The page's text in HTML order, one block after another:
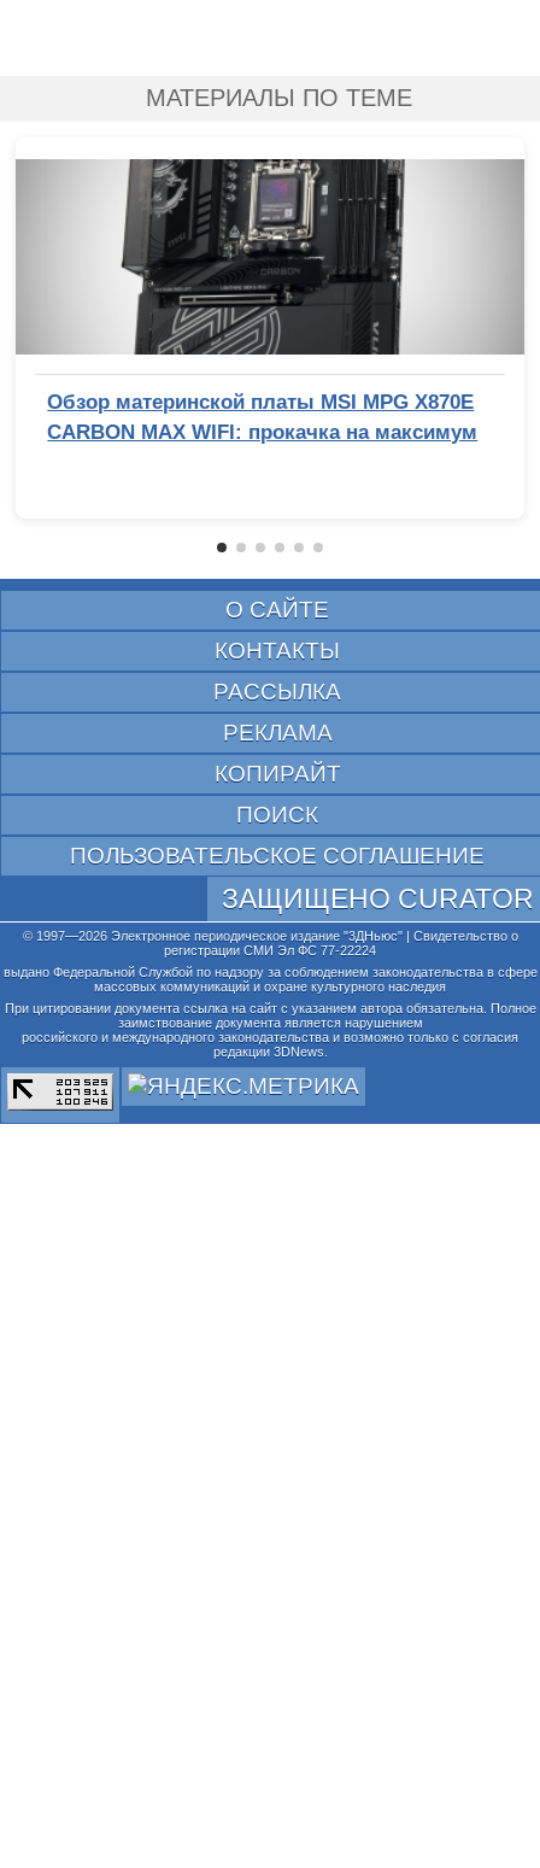
МАТЕРИАЛЫ ПО ТЕМЕ
Обзор материнской платы MSI MPG X870E
CARBON MAX WIFI: прокачка на максимум
О САЙТЕ
КОНТАКТЫ
РАССЫЛКА
РЕКЛАМА
КОПИРАЙТ
ПОИСК
ПОЛЬЗОВАТЕЛЬСКОЕ СОГЛАШЕНИЕ
ЗАЩИЩЕНО CURATOR
© 1997—2026 Электронное периодическое издание "3ДНьюс" | Свидетельство о
регистрации СМИ Эл ФС 77-22224
выдано Федеральной Службой по надзору за соблюдением законодательства в сфере
массовых коммуникаций и охране культурного наследия
При цитировании документа ссылка на сайт с указанием автора обязательна. Полное
заимствование документа является нарушением
российского и международного законодательства и возможно только с согласия
редакции 3DNews.